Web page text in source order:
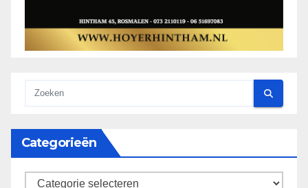
Categorieën
categorieën